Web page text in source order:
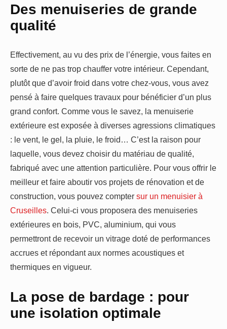
Des menuiseries de grande
qualité
Effectivement, au vu des prix de l’énergie, vous faites en
sorte de ne pas trop chauffer votre intérieur. Cependant,
plutôt que d’avoir froid dans votre chez-vous, vous avez
pensé à faire quelques travaux pour bénéficier d’un plus
grand confort. Comme vous le savez, la menuiserie
extérieure est exposée à diverses agressions climatiques
: le vent, le gel, la pluie, le froid… C’est la raison pour
laquelle, vous devez choisir du matériau de qualité,
fabriqué avec une attention particulière. Pour vous offrir le
meilleur et faire aboutir vos projets de rénovation et de
construction, vous pouvez compter sur un menuisier à
Cruseilles. Celui-ci vous proposera des menuiseries
extérieures en bois, PVC, aluminium, qui vous
permettront de recevoir un vitrage doté de performances
accrues et répondant aux normes acoustiques et
thermiques en vigueur.
La pose de bardage : pour
une isolation optimale